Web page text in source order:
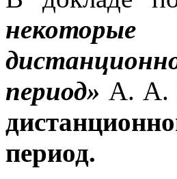
период» А. А.
период.